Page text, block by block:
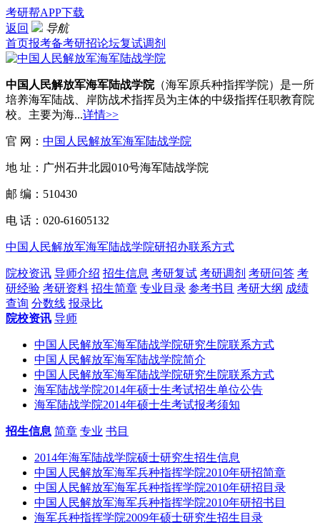
考研帮APP下载
返回
导航
首页报考备考研招论坛复试调剂
中国人民解放军海军陆战学院（海军原兵种指挥学院）是一所
培养海军陆战、岸防战术指挥员为主体的中级指挥任职教育院
校。主要为海...详情>>
官 网： 中国人民解放军海军陆战学院
地 址：广州石井北园010号海军陆战学院
邮 编：510430
电 话：020-61605132
中国人民解放军海军陆战学院研招办联系方式
院校资讯 导师介绍 招生信息 考研复试 考研调剂 考研问答 考
研经验 考研资料 招生简章 专业目录 参考书目 考研大纲 成绩
查询 分数线 报录比
院校资讯 导师
中国人民解放军海军陆战学院研究生院联系方式
中国人民解放军海军陆战学院简介
中国人民解放军海军陆战学院研究生院联系方式
海军陆战学院2014年硕士生考试招生单位公告
海军陆战学院2014年硕士生考试报考须知
招生信息 简章 专业 书目
2014年海军陆战学院硕士研究生招生信息
中国人民解放军海军兵种指挥学院2010年研招简章
中国人民解放军海军兵种指挥学院2010年研招目录
中国人民解放军海军兵种指挥学院2010年研招书目
海军兵种指挥学院2009年硕士研究生招生目录